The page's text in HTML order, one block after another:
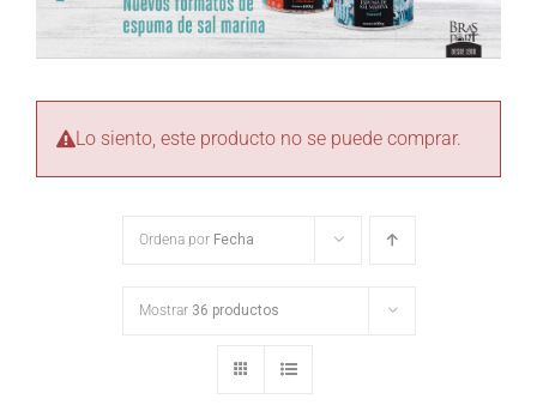
Lo siento, este producto no se puede comprar.
Ordena por Fecha
Mostrar 36 productos